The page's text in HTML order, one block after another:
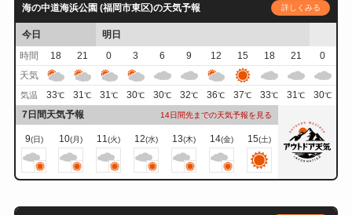
海の中道海浜公園 (福岡市東区)の天気予報 詳しくみる
今日
明日
時間
18 21 0 3 6 9 12 15 18 21
0
天気
気温 33℃ 31℃ 31℃ 30℃ 30℃ 32℃ 36℃ 37℃ 33℃ 31℃ 30℃
7日間天気予報 14日間先までの天気予報を見る
9(日) 10(月) 11(火) 12(水) 13(木) 14(金) 15(土)